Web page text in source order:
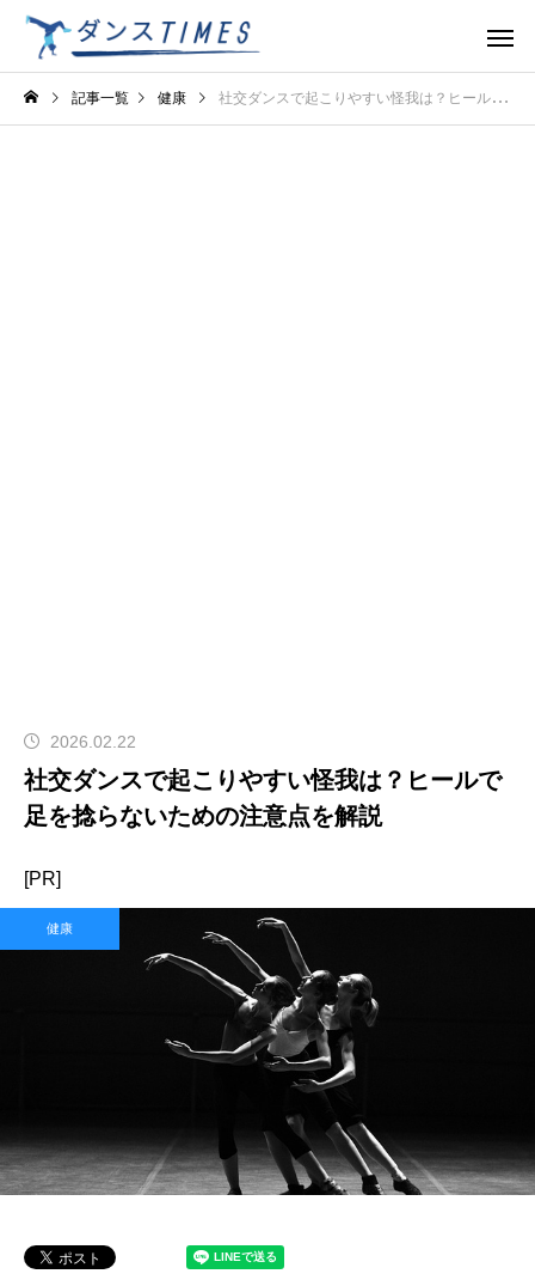
記事一覧 健康 社交ダンスで起こりやすい怪我は？ヒールで足を捻らないための注意点を解説
2026.02.22
社交ダンスで起こりやすい怪我は？ヒールで
足を捻らないための注意点を解説
[PR]
健康